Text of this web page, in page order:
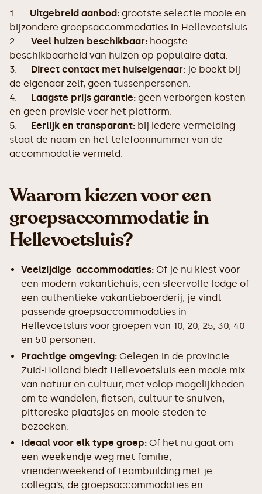
1. Uitgebreid aanbod: grootste selectie mooie en
bijzondere groepsaccommodaties in Hellevoetsluis.
2. Veel huizen beschikbaar: hoogste
beschikbaarheid van huizen op populaire data.
3. Direct contact met huiseigenaar: je boekt bij
de eigenaar zelf, geen tussenpersonen.
4. Laagste prijs garantie: geen verborgen kosten
en geen provisie voor het platform.
5. Eerlijk en transparant: bij iedere vermelding
staat de naam en het telefoonnummer van de
accommodatie vermeld.
Waarom kiezen voor een
groepsaccommodatie in
Hellevoetsluis?
Veelzijdige accommodaties: Of je nu kiest voor
een modern vakantiehuis, een sfeervolle lodge of
een authentieke vakantieboerderij, je vindt
passende groepsaccommodaties in
Hellevoetsluis voor groepen van 10, 20, 25, 30, 40
en 50 personen.
Prachtige omgeving: Gelegen in de provincie
Zuid-Holland biedt Hellevoetsluis een mooie mix
van natuur en cultuur, met volop mogelijkheden
om te wandelen, fietsen, cultuur te snuiven,
pittoreske plaatsjes en mooie steden te
bezoeken.
Ideaal voor elk type groep: Of het nu gaat om
een weekendje weg met familie,
vriendenweekend of teambuilding met je
collega’s, de groepsaccommodaties en